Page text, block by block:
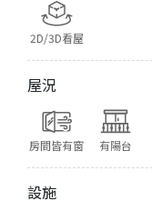
2D/3D看屋
屋況
房間皆有窗 有陽台
設施